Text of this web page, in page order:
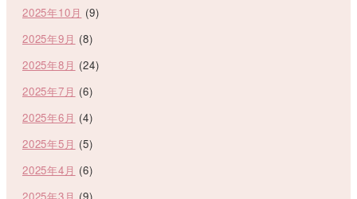
2025年10月 (9)
2025年9月 (8)
2025年8月 (24)
2025年7月 (6)
2025年6月 (4)
2025年5月 (5)
2025年4月 (6)